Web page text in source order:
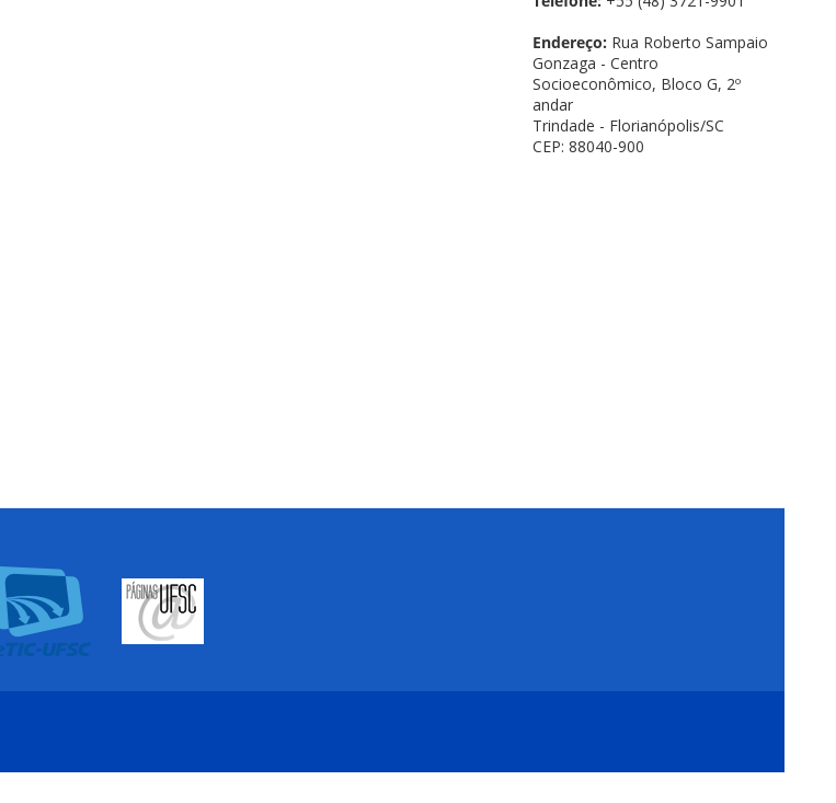
Endereço: Rua Roberto Sampaio
Gonzaga - Centro
Socioeconômico, Bloco G, 2º
andar
Trindade - Florianópolis/SC
CEP: 88040-900